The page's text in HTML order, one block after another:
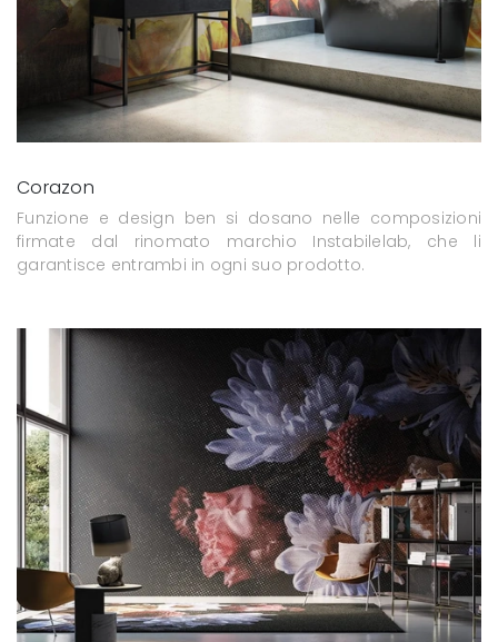
Corazon
Funzione e design ben si dosano nelle composizioni
firmate dal rinomato marchio Instabilelab, che li
garantisce entrambi in ogni suo prodotto.